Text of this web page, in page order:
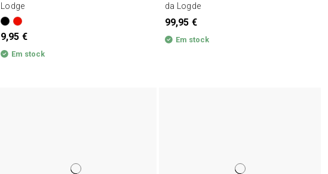
Lodge
9,95 €
Em stock
da Logde
99,95 €
Em stock